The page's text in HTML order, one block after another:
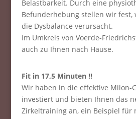
Belastbarkeit. Durch eine
Befunderhebung stellen wir fest,
die Dysbalance verursacht.
Im Umkreis von Voerde-
auch zu Ihnen nach Hause.
Fit in 17,5 Minuten !!
Wir haben in die effektive Milon-
investiert und bieten Ihnen das
Zirkeltraining an, ein Beispiel für